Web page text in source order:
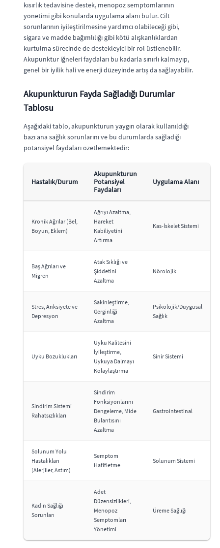
kısırlık tedavisine destek, menopoz semptomlarının
yönetimi gibi konularda uygulama alanı bulur. Cilt
sorunlarının iyileştirilmesine yardımcı olabileceği gibi,
sigara ve madde bağımlılığı gibi kötü alışkanlıklardan
kurtulma sürecinde de destekleyici bir rol üstlenebilir.
Akupunktur iğneleri faydaları bu kadarla sınırlı kalmayıp,
genel bir iyilik hali ve enerji düzeyinde artış da sağlayabilir.
Akupunkturun Fayda Sağladığı Durumlar
Tablosu
Aşağıdaki tablo, akupunkturun yaygın olarak kullanıldığı
bazı ana sağlık sorunlarını ve bu durumlarda sağladığı
potansiyel faydaları özetlemektedir:
Hastalık/Durum
Akupunkturun
Potansiyel
Faydaları
Uygulama Alanı
Kronik Ağrılar (Bel,
Boyun, Eklem)
Ağrıyı Azaltma,
Hareket
Kabiliyetini
Artırma
Kas-İskelet Sistemi
Baş Ağrıları ve
Migren
Atak Sıklığı ve
Şiddetini
Azaltma
Nörolojik
Stres, Anksiyete ve
Depresyon
Sakinleştirme,
Gerginliği
Azaltma
Psikolojik/Duygusal
Sağlık
Uyku Bozuklukları
Uyku Kalitesini
İyileştirme,
Uykuya Dalmayı
Kolaylaştırma
Sinir Sistemi
Sindirim Sistemi
Rahatsızlıkları
Sindirim
Fonksiyonlarını
Dengeleme, Mide
Bulantısını
Azaltma
Gastrointestinal
Solunum Yolu
Hastalıkları
(Alerjiler, Astım)
Semptom
Hafifletme
Solunum Sistemi
Kadın Sağlığı
Sorunları
Adet
Düzensizlikleri,
Menopoz
Semptomları
Yönetimi
Üreme Sağlığı